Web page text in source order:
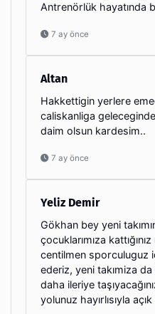
Antrenörlük hayatında
7 ay önce
Altan
Hakkettigin yerlere
caliskanliga
daim olsun kardesim..
7 ay önce
Yeliz Demir
Gökhan bey yeni
çocuklarımıza
centilmen sporculuguz
ederiz, yeni takımiza da
daha ileriye
yolunuz hayırlısıyla